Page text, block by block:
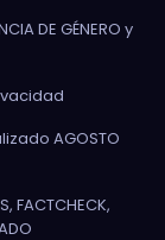
DE GÉNERO y
AGOSTO
FACTCHECK,